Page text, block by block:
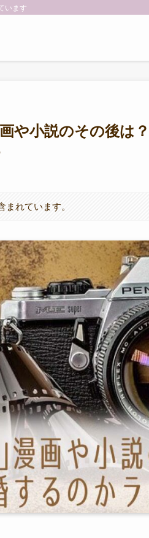
います
や小説のその後は
れています。